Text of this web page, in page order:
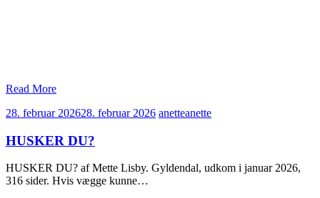
Read More
28. februar 202628. februar 2026 anetteanette
HUSKER DU?
HUSKER DU? af Mette Lisby. Gyldendal, udkom i januar 2026,
316 sider. Hvis vægge kunne…